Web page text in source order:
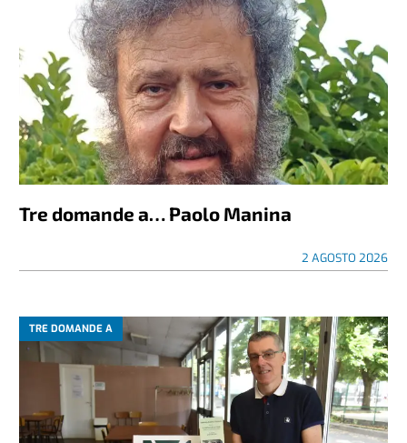
Tre domande a… Paolo Manina
2 AGOSTO 2026
TRE DOMANDE A